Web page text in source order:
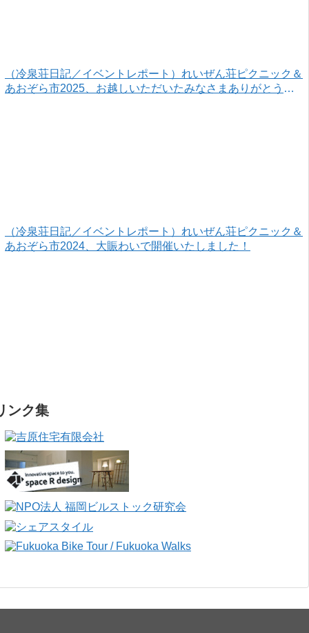
（冷泉荘日記／イベントレポート）れいぜん荘ピクニック＆
あおぞら市2025、お越しいただいたみなさまありがとうご
（冷泉荘日記／イベントレポート）れいぜん荘ピクニック＆
あおぞら市2024、大賑わいで開催いたしました！
ンク集